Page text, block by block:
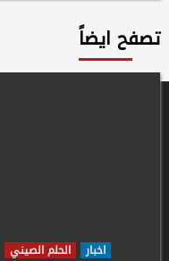
تصفح ايضاً
اخبار الحلم الصيني